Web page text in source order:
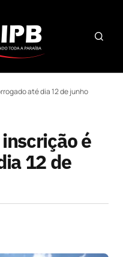
até dia 12 de junho
é
12 de